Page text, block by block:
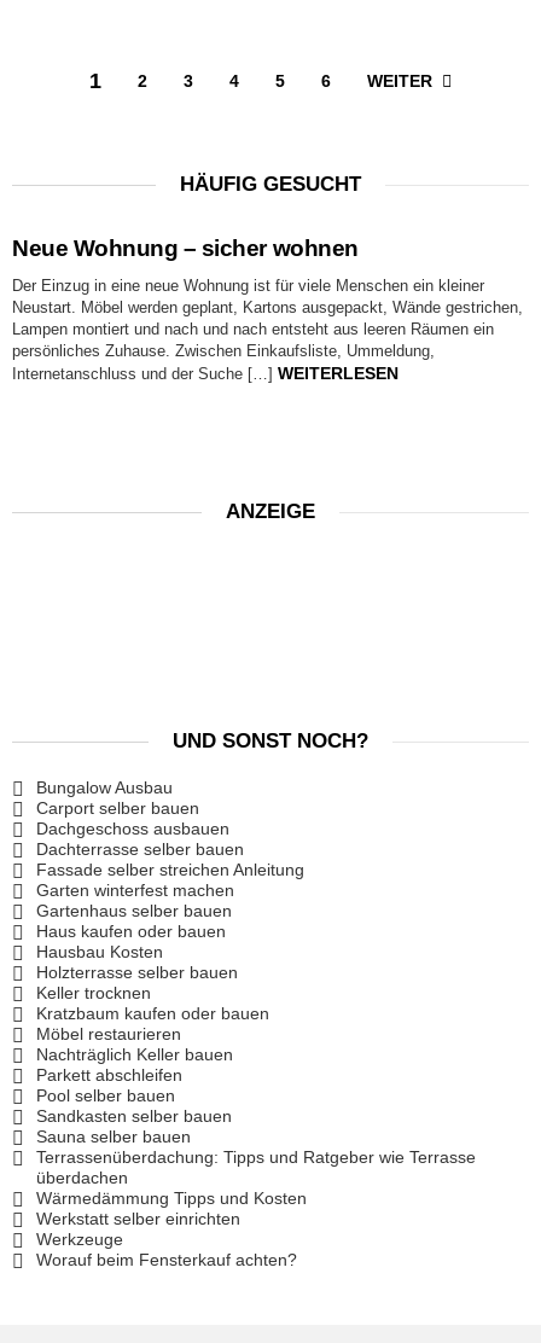
1 2 3 4 5 6 WEITER
HÄUFIG GESUCHT
Neue Wohnung – sicher wohnen
Der Einzug in eine neue Wohnung ist für viele Menschen ein kleiner
Neustart. Möbel werden geplant, Kartons ausgepackt, Wände gestrichen,
Lampen montiert und nach und nach entsteht aus leeren Räumen ein
persönliches Zuhause. Zwischen Einkaufsliste, Ummeldung,
Internetanschluss und der Suche […] WEITERLESEN
ANZEIGE
UND SONST NOCH?
Bungalow Ausbau
Carport selber bauen
Dachgeschoss ausbauen
Dachterrasse selber bauen
Fassade selber streichen Anleitung
Garten winterfest machen
Gartenhaus selber bauen
Haus kaufen oder bauen
Hausbau Kosten
Holzterrasse selber bauen
Keller trocknen
Kratzbaum kaufen oder bauen
Möbel restaurieren
Nachträglich Keller bauen
Parkett abschleifen
Pool selber bauen
Sandkasten selber bauen
Sauna selber bauen
Terrassenüberdachung: Tipps und Ratgeber wie Terrasse
überdachen
Wärmedämmung Tipps und Kosten
Werkstatt selber einrichten
Werkzeuge
Worauf beim Fensterkauf achten?